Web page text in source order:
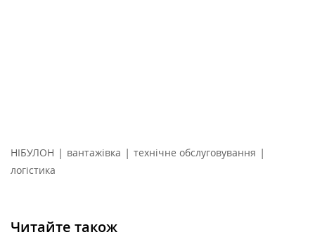
НІБУЛОН | вантажівка | технічне обслуговування |
логістика
Читайте також